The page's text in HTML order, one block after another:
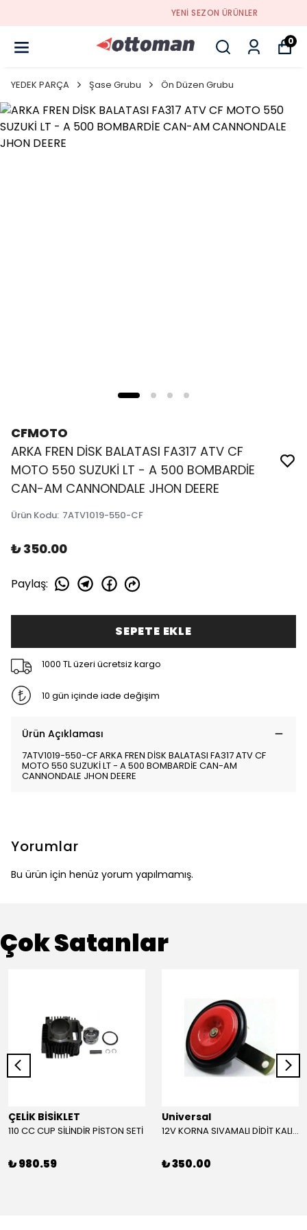
YENI SEZON ÜRÜNLER
0
YEDEK PARÇA Şase Grubu Ön Düzen Grubu
CFMOTO
ARKA FREN DİSK BALATASI FA317 ATV CF
MOTO 550 SUZUKİ LT - A 500 BOMBARDİE
CAN-AM CANNONDALE JHON DEERE
Ürün Kodu: 7ATV1019-550-CF
₺ 350.00
Paylaş:
SEPETE EKLE
1000 TL üzeri ücretsiz kargo
10 gün içinde iade değişim
Ürün Açıklaması
7ATV1019-550-CF ARKA FREN DİSK BALATASI FA317 ATV CF
MOTO 550 SUZUKİ LT - A 500 BOMBARDİE CAN-AM
CANNONDALE JHON DEERE
Yorumlar
Bu ürün için henüz yorum yapılmamış.
Çok Satanlar
ÇELİK BİSİKLET
110 CC CUP SİLİNDİR PİSTON SETİ
₺ 980.59
Universal
12V KORNA SIVAMALI DİDİT KALIN SESLİ (KIRMIZI)
₺ 350.00